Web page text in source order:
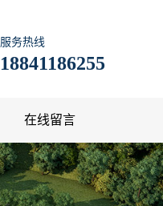
服务热线
18841186255
在线留言